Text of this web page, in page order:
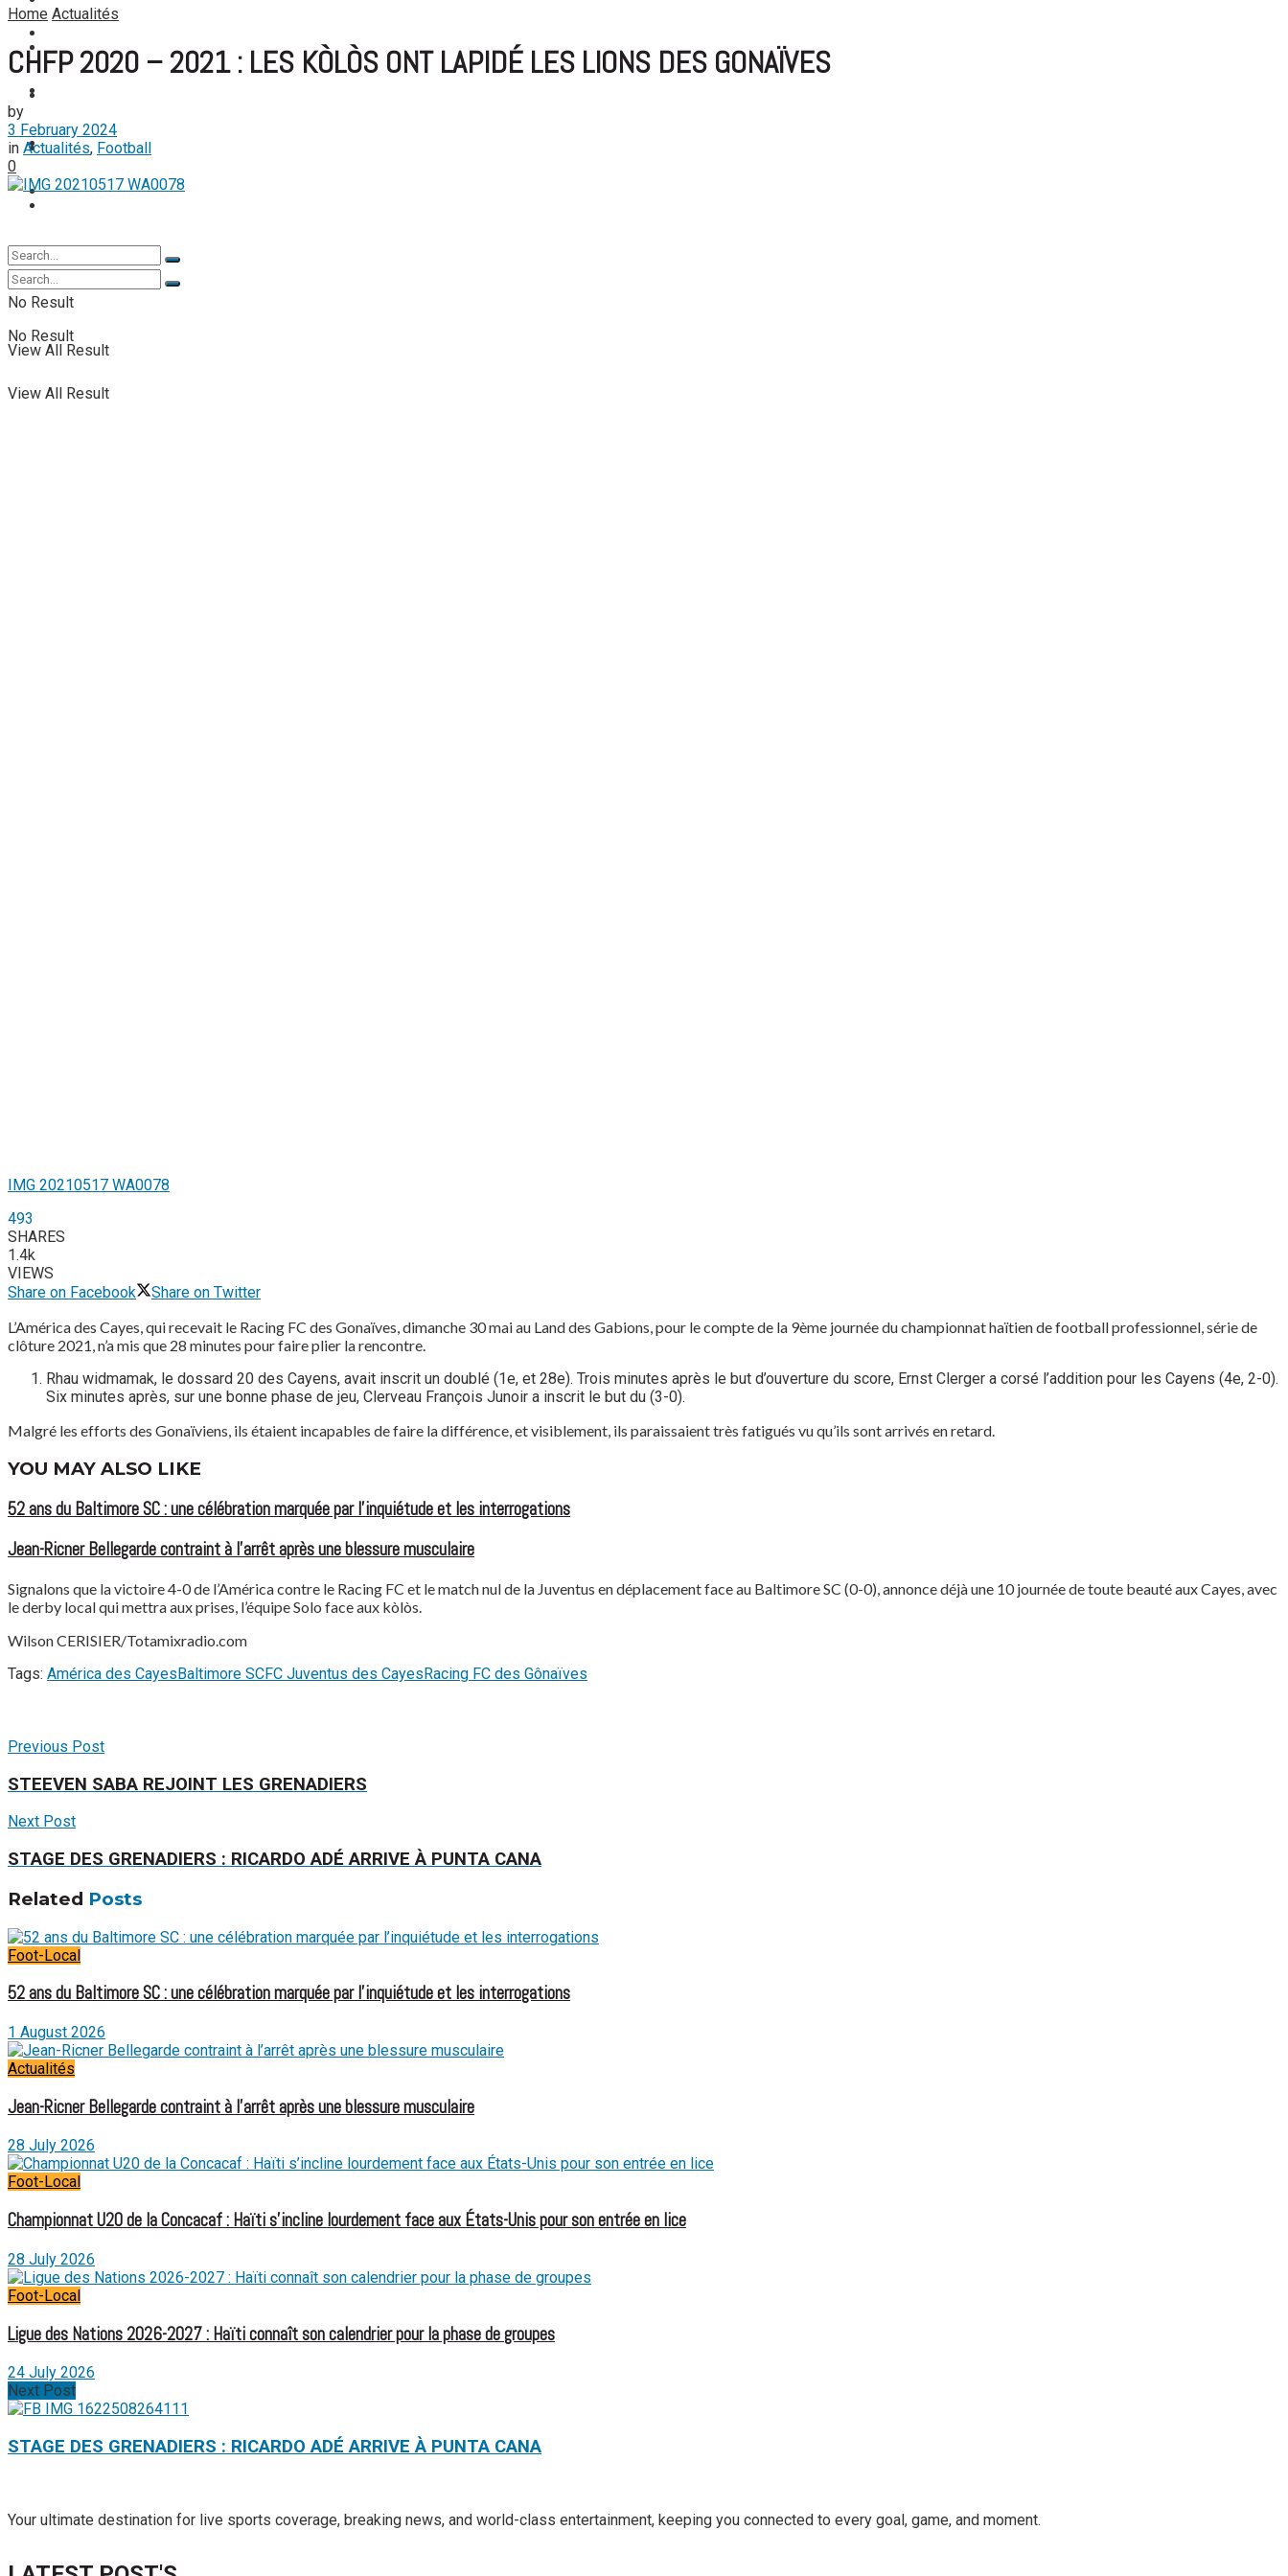
TENNIS
No Result
View All Result
FOOT EXPATRIÉS
TENNIS
TENNIS DE TABLE
No Result
View All Result
View All Result
Home Actualités
CHFP 2020 – 2021 : LES KÒLÒS ONT LAPIDÉ LES LIONS DES GONAÏVES
by
3 February 2024
in Actualités, Football
0
IMG 20210517 WA0078
493
SHARES
1.4k
VIEWS
Share on Facebook
Share on Twitter
L’América des Cayes, qui recevait le Racing FC des Gonaïves, dimanche 30 mai au Land des Gabions, pour le compte de la 9ème journée du championnat haïtien de football professionnel, série de
clôture 2021, n’a mis que 28 minutes pour faire plier la rencontre.
Rhau widmamak, le dossard 20 des Cayens, avait inscrit un doublé (1e, et 28e). Trois minutes après le but d’ouverture du score, Ernst Clerger a corsé l’addition pour les Cayens (4e, 2-0).
Six minutes après, sur une bonne phase de jeu, Clerveau François Junoir a inscrit le but du (3-0).
Malgré les efforts des Gonaïviens, ils étaient incapables de faire la différence, et visiblement, ils paraissaient très fatigués vu qu’ils sont arrivés en retard.
YOU MAY ALSO LIKE
52 ans du Baltimore SC : une célébration marquée par l’inquiétude et les interrogations
Jean-Ricner Bellegarde contraint à l’arrêt après une blessure musculaire
Signalons que la victoire 4-0 de l’América contre le Racing FC et le match nul de la Juventus en déplacement face au Baltimore SC (0-0), annonce déjà une 10 journée de toute beauté aux Cayes, avec
le derby local qui mettra aux prises, l’équipe Solo face aux kòlòs.
Wilson CERISIER/Totamixradio.com
Tags: América des CayesBaltimore SCFC Juventus des CayesRacing FC des Gônaïves
Previous Post
STEEVEN SABA REJOINT LES GRENADIERS
Next Post
STAGE DES GRENADIERS : RICARDO ADÉ ARRIVE À PUNTA CANA
Related Posts
Foot-Local
52 ans du Baltimore SC : une célébration marquée par l’inquiétude et les interrogations
1 August 2026
Actualités
Jean-Ricner Bellegarde contraint à l’arrêt après une blessure musculaire
28 July 2026
Foot-Local
Championnat U20 de la Concacaf : Haïti s’incline lourdement face aux États-Unis pour son entrée en lice
28 July 2026
Foot-Local
Ligue des Nations 2026-2027 : Haïti connaît son calendrier pour la phase de groupes
24 July 2026
Next Post
STAGE DES GRENADIERS : RICARDO ADÉ ARRIVE À PUNTA CANA
Your ultimate destination for live sports coverage, breaking news, and world-class entertainment, keeping you connected to every goal, game, and moment.